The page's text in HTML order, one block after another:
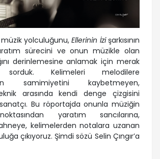
müzik yolculuğunu,Ellerinin İzişarkısının
sürecini ve onun müzikle olan
derinlemesine anlamak için merak
sorduk. Kelimeleri melodilere
samimiyetini kaybetmeyen,
arasında kendi denge çizgisini
Bu röportajda onunla müziğin
yaratım sancılarına,
kelimelerden notalara uzanan
çıkıyoruz. Şimdi sözü Selin Çıngır’a